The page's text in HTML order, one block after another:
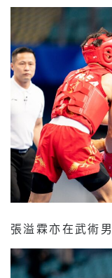
張溢霖亦在武術